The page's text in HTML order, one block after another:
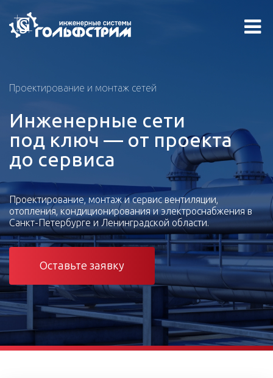
Проектирование и монтаж сетей
Инженерные сети
под ключ — от проекта
до сервиса
Проектирование, монтаж и сервис вентиляции,
отопления, кондиционирования и электроснабжения в
Санкт-Петербурге и Ленинградской области.
Оставьте заявку